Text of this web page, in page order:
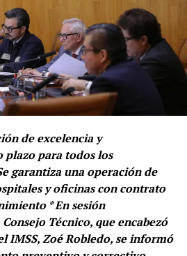
de excelencia y
para todos los
garantiza una operación de
y oficinas con contrato
* En sesión
Técnico, que encabezó
IMSS, Zoé Robledo, se informó